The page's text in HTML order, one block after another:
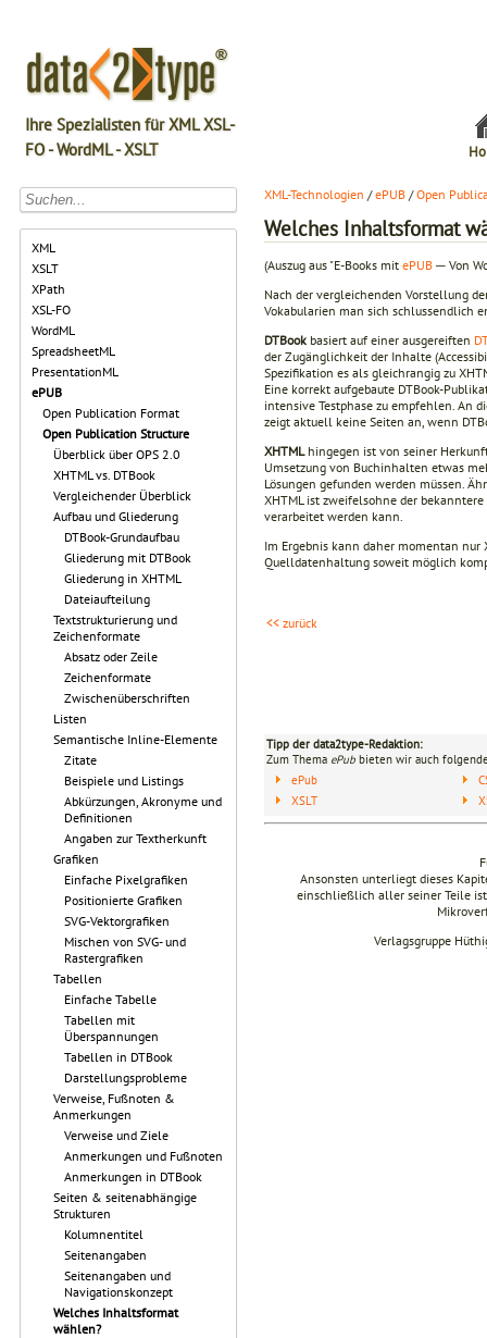
Ihre Spezialisten für XML XSL-
FO - WordML - XSLT
XML
XSLT
XPath
XSL-FO
WordML
SpreadsheetML
PresentationML
ePUB
Open Publication Format
Open Publication Structure
Überblick über OPS 2.0
XHTML vs. DTBook
Vergleichender Überblick
Aufbau und Gliederung
DTBook-Grundaufbau
Gliederung mit DTBook
Gliederung in XHTML
Dateiaufteilung
Textstrukturierung und
Zeichenformate
Absatz oder Zeile
Zeichenformate
Zwischenüberschriften
Listen
Semantische Inline-Elemente
Zitate
Beispiele und Listings
Abkürzungen, Akronyme und
Definitionen
Angaben zur Textherkunft
Grafiken
Einfache Pixelgrafiken
Positionierte Grafiken
SVG-Vektorgrafiken
Mischen von SVG- und
Rastergrafiken
Tabellen
Einfache Tabelle
Tabellen mit
Überspannungen
Tabellen in DTBook
Darstellungsprobleme
Verweise, Fußnoten &
Anmerkungen
Verweise und Ziele
Anmerkungen und Fußnoten
Anmerkungen in DTBook
Seiten & seitenabhängige
Strukturen
Kolumnentitel
Seitenangaben
Seitenangaben und
Navigationskonzept
Welches Inhaltsformat
wählen?
XML-Technologien /ePUB /Open
Welches Inhaltsformat
(Auszug aus "E-Books mit ePUB ─ Von
Nach der vergleichenden Vorstellung
Vokabularien man sich schlussendlich
DTBook basiert auf einer ausgereiften
der Zugänglichkeit der Inhalte
Spezifikation es als gleichrangig zu
Eine korrekt aufgebaute DTBook-
intensive Testphase zu empfehlen. An
zeigt aktuell keine Seiten an, wenn
XHTMLhingegen ist von seiner
Umsetzung von Buchinhalten etwas
Lösungen gefunden werden müssen.
XHTML ist zweifelsohne der
verarbeitet werden kann.
Im Ergebnis kann daher momentan
Quelldatenhaltung soweit möglich
<< zurück
Tipp der data2type-Redaktion:
Zum Thema ePub bieten wir auch
ePub
XSLT
Ansonsten unterliegt dieses
einschließlich aller seiner Teile
Verlagsgruppe